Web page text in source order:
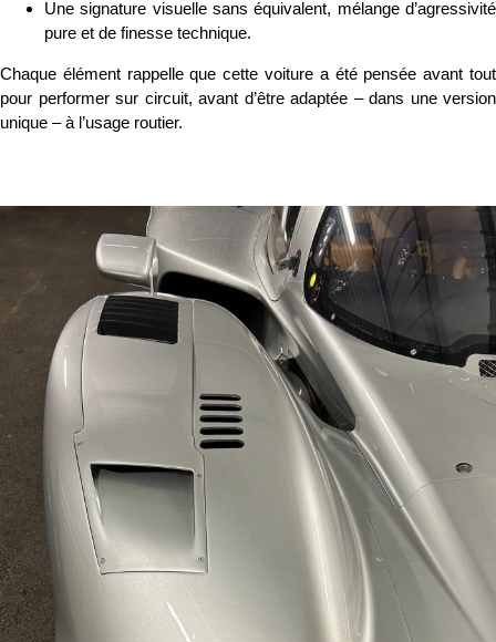
Une signature visuelle sans équivalent, mélange d’agressivité
pure et de finesse technique.
Chaque élément rappelle que cette voiture a été pensée avant tout
pour performer sur circuit, avant d’être adaptée – dans une version
unique – à l’usage routier.